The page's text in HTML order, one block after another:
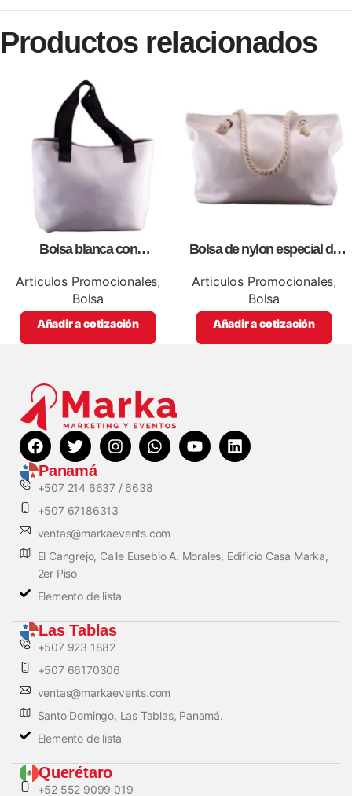
Productos relacionados
Bolsa blanca con
promocionales
Articulos Promocionales,
Bolsa
Añadir a cotización
Bolsa de nylon especial de
con impresión full color.
Articulos Promocionales,
Bolsa
Añadir a cotización
Panamá
+507 214 6637 / 6638
+507 67186313
ventas@markaevents.com
El Cangrejo, Calle Eusebio A. Morales, Edificio Casa Marka,
2er Piso
Elemento de lista
Las Tablas
+507 923 1882
+507 66170306
ventas@markaevents.com
Santo Domingo, Las Tablas, Panamá.
Elemento de lista
Querétaro
+52 552 9099 019